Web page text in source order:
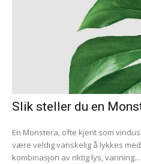
Slik steller du en
En Monstera, ofte kjent som
være veldig vanskelig å lykkes
kombinasjon av riktig lys, vanning...